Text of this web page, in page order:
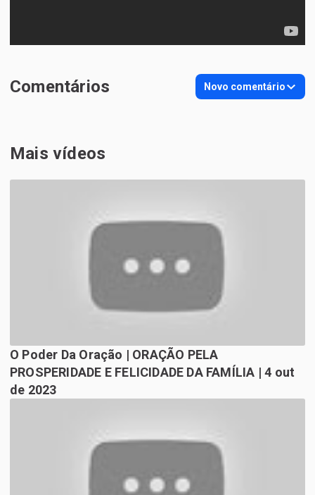
Mais vídeos
O Poder Da Oração | ORAÇÃO PELA
PROSPERIDADE E FELICIDADE DA FAMÍLIA | 4 out
de 2023
Comentários Novo comentário